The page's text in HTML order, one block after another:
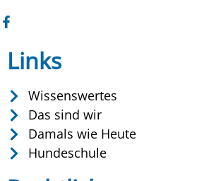
Links
Wissenswertes
Das sind wir
Damals wie Heute
Hundeschule